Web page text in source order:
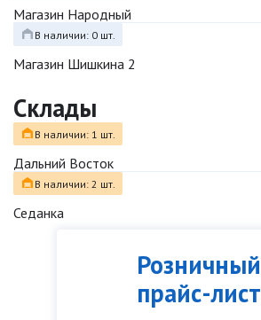
Розничный
прайс-лист
Магазин Народный
В наличии: 0 шт.
Магазин Шишкина 2
Склады
В наличии: 1 шт.
Дальний Восток
В наличии: 2 шт.
Седанка